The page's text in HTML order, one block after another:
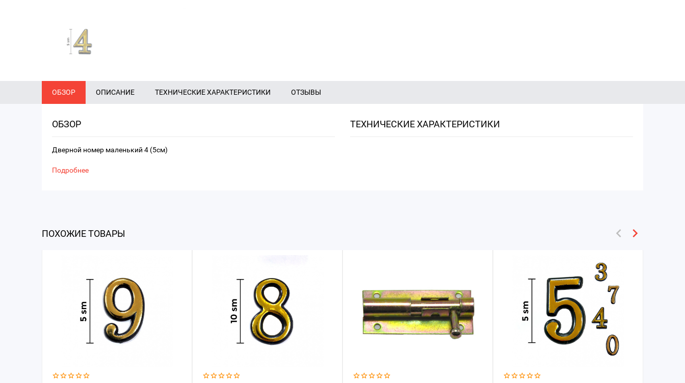
ОБЗОР ОПИСАНИЕ ТЕХНИЧЕСКИЕ ХАРАКТЕРИСТИКИ ОТЗЫВЫ
ОБЗОР
Дверной номер маленький 4 (5см)
Подробнее
ТЕХНИЧЕСКИЕ ХАРАКТЕРИСТИКИ
ПОХОЖИЕ ТОВАРЫ